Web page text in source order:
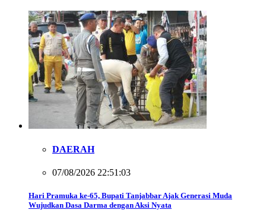
DAERAH
07/08/2026 22:51:03
Hari Pramuka ke-65, Bupati Tanjabbar Ajak Generasi Muda
Wujudkan Dasa Darma dengan Aksi Nyata